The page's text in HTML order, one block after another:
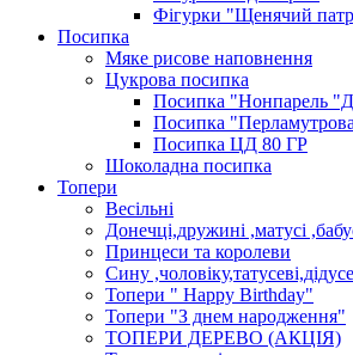
Фігурки "Щенячий
Посипка
Мяке рисове наповнення
Цукрова посипка
Посипка "Нонпарель
Посипка
Посипка ЦД 80 ГР
Шоколадна посипка
Топери
Весільні
Донечці,дружині ,матусі
Принцеси та королеви
Сину
Топери " Happy Birthday"
Топери "З днем народження"
ТОПЕРИ ДЕРЕВО (АКЦІЯ)